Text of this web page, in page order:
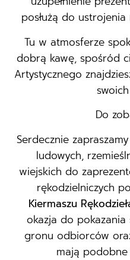
posłużą do
Tu w atmosferze
dobrą kawę, spośród
Artystycznego
Do
Serdecznie
ludowych,
wiejskich do
rękodzielniczych
Kiermaszu
okazja do pokazania
gronu odbiorców
mają podobne